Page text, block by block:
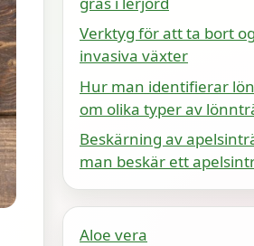
Verktyg för att ta bort
invasiva växter
Hur man identifierar
om olika typer av
Beskärning av
man beskär ett
Aloe vera